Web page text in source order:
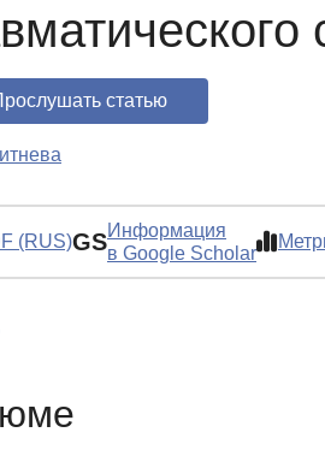
статью
(RUS)GSИнформация
в Google Scholar